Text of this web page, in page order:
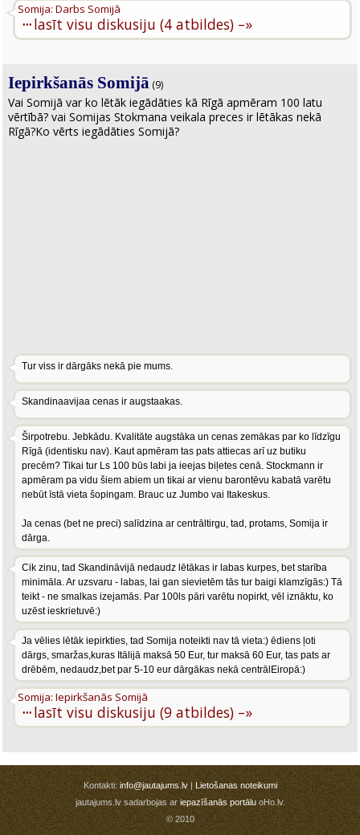
···
Somija: Darbs Somijā
lasīt visu diskusiju (4 atbildes) –»
Iepirkšanās Somijā (9)
Vai Somijā var ko lētāk iegādāties kā Rīgā apmēram 100 latu
vērtībā? vai Somijas Stokmana veikala preces ir lētākas nekā
Rīgā?Ko vērts iegādāties Somijā?
Tur viss ir dārgāks nekā pie mums.
Skandinaavijaa cenas ir augstaakas.
Širpotrebu. Jebkādu. Kvalitāte augstāka un cenas zemākas par ko līdzīgu
Rīgā (identisku nav). Kaut apmēram tas pats attiecas arī uz butiku
precēm? Tikai tur Ls 100 būs labi ja ieejas biļetes cenā. Stockmann ir
apmēram pa vidu šiem abiem un tikai ar vienu barontēvu kabatā varētu
nebūt īstā vieta šopingam. Brauc uz Jumbo vai Itakeskus.
Ja cenas (bet ne preci) salīdzina ar centrāltirgu, tad, protams, Somija ir
dārga.
Cik zinu, tad Skandināvijā nedaudz lētākas ir labas kurpes, bet starība
minimāla. Ar uzsvaru - labas, lai gan sievietēm tās tur baigi klamzīgās:) Tā
teikt - ne smalkas izejamās. Par 100ls pāri varētu nopirkt, vēl iznāktu, ko
uzēst ieskrietuvē:)
Ja vēlies lētāk iepirkties, tad Somija noteikti nav tā vieta:) ēdiens ļoti
dārgs, smaržas,kuras Itālijā maksā 50 Eur, tur maksā 60 Eur, tas pats ar
drēbēm, nedaudz,bet par 5-10 eur dārgākas nekā centrālEiropā:)
···
Somija: Iepirkšanās Somijā
lasīt visu diskusiju (9 atbildes) –»
Kontakti:info@jautajums.lv|Lietošanas noteikumi
jautajums.lv sadarbojas ariepazīšanās portāluoHo.lv.
© 2010